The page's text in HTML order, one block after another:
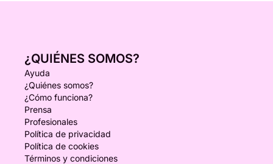
¿QUIÉNES SOMOS?
Ayuda
¿Quiénes somos?
¿Cómo funciona?
Prensa
Profesionales
Política de privacidad
Política de cookies
Términos y condiciones